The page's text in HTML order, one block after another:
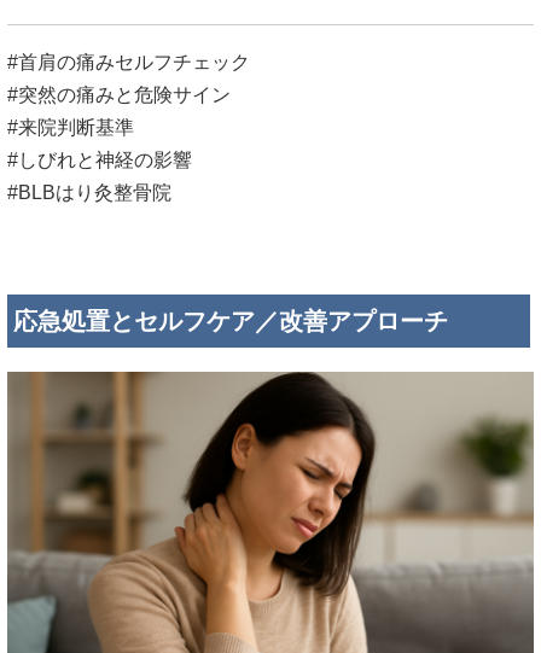
#首肩の痛みセルフチェック
#突然の痛みと危険サイン
#来院判断基準
#しびれと神経の影響
#BLBはり灸整骨院
応急処置とセルフケア／改善アプローチ